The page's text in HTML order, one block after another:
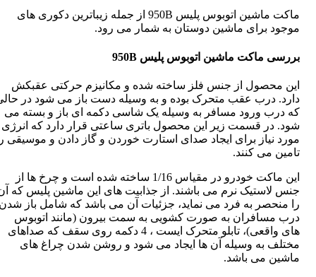
ماکت ماشین اتوبوس پلیس 950B از جمله زیباترین دکوری های
برای ماشین دوستان به شمار می رود.
ماکت ماشین اتوبوس پلیس 950B
محصول از جنس فلز ساخته شده و مکانیزم حرکتی عقبکش
درب عقب متحرک بوده و به وسیله دست باز می شود در حالی
درب ورود مسافر به وسیله یک شاسی دکمه ای باز و بسته می
در قسمت زیر این محصول باتری ساعتی قرار دارد که انرژی
نیاز برای ایجاد صدای استارت خوردن و گاز دادن و موسیقی را
می کنند.
این ماکت خودرو در مقیاس 1/16 ساخته شده است و چرخ ها از
لاستیک نرم می باشند. از جذابیت های این ماشین پلیس که آن
منحصر به فرد می نماید، جزئیات آن می باشد که شامل باز شدن
مسافران به صورت کشویی به سمت بیرون (مانند اتوبوس
های واقعی)، تابلو متحرک ایست ، 4 دکمه روی سقف که صداهای
به وسیله آن ها ایجاد می شود و روشن شدن چراغ های
می باشد.